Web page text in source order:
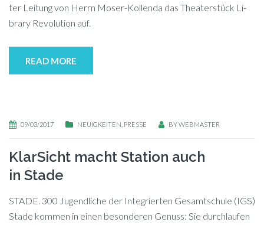
ter Lei­tung von Herrn Mo­ser-Kol­len­da das Thea­ter­stück Li­
bra­ry Re­vo­lu­ti­on auf.
READ MORE
09/03/2017 NEUIGKEITEN PRESSE BYWEBMASTER
KlarSicht macht Station auch
in Stade
STADE. 300 Ju­gend­li­che der In­te­grier­ten Ge­samt­schu­le (IGS)
Sta­de kom­men in ei­nen be­son­de­ren Ge­nuss: Sie durch­lau­fen